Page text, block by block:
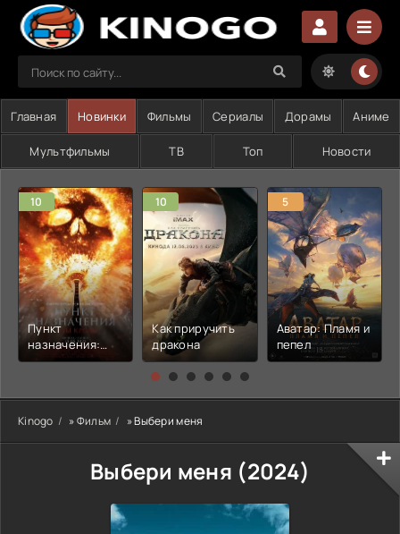
Главная Новинки Фильмы Сериалы Дорамы Аниме
Мультфильмы ТВ Топ Новости
10
Пункт
назначения:
Узы крови
10
Как приручить
дракона
5
Аватар: Пламя и
пепел
Kinogo »Фильм » Выбери меня
Выбери меня (2024)